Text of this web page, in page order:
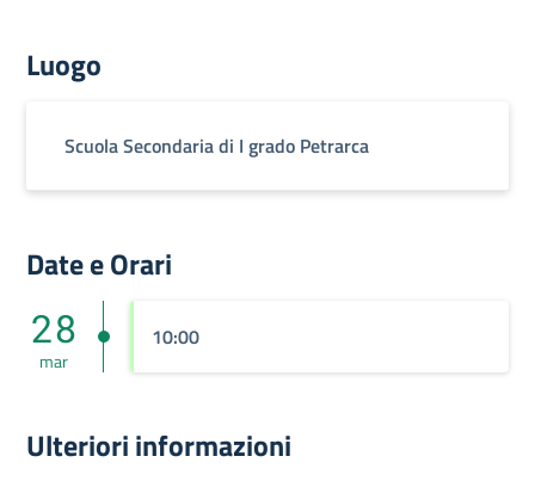
Luogo
Scuola Secondaria di I grado Petrarca
Date e Orari
28
mar
10:00
Ulteriori informazioni